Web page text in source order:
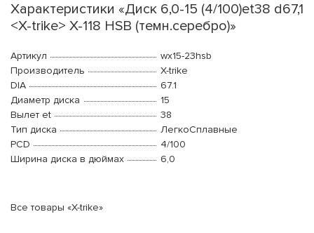
Характеристики «Диск 6,0-15 (4/100)et38 d67,1
<X-trike> X-118 HSB (темн.серебро)»
Артикул
wx15-23hsb
Производитель
X-trike
DIA
67.1
Диаметр диска
15
Вылет et
38
Тип диска
ЛегкоСплавные
PCD
4/100
Ширина диска в дюймах
6,0
Все товары «X-trike»